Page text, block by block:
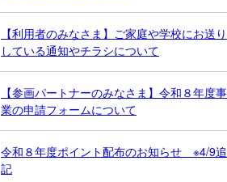
【利用者のみなさま】ご家庭や学校にお送り
している通知やチラシについて
【参画パートナーのみなさま】令和８年度事
業の申請フォームについて
令和８年度ポイント配布のお知らせ ※4/9追
記